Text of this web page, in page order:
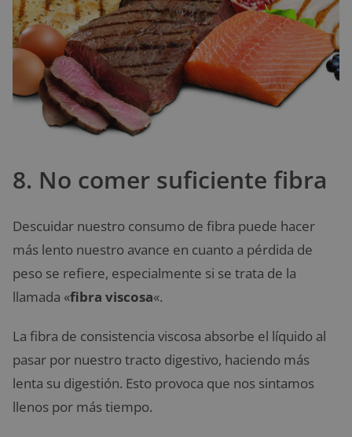
8. No comer suficiente fibra
Descuidar nuestro consumo de fibra puede hacer
más lento nuestro avance en cuanto a pérdida de
peso se refiere, especialmente si se trata de la
llamada «fibra viscosa«.
La fibra de consistencia viscosa absorbe el líquido al
pasar por nuestro tracto digestivo, haciendo más
lenta su digestión. Esto provoca que nos sintamos
llenos por más tiempo.